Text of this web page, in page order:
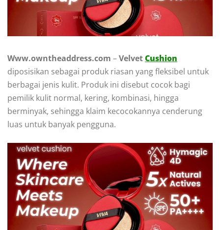
Www.owntheaddress.com –VelvetCushion
diposisikan sebagai produk riasan yang fleksibel untuk
berbagai jenis kulit. Produk ini disebut cocok bagi
pemilik kulit normal, kering, kombinasi, hingga
berminyak, sehingga klaim kecocokannya cenderung
luas untuk banyak pengguna.